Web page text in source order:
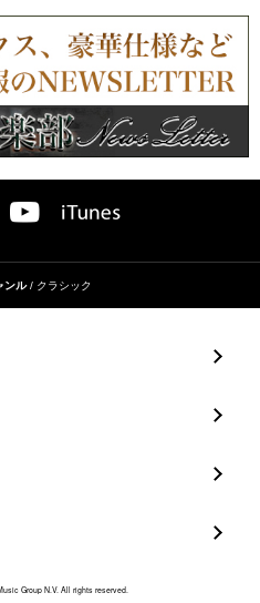
ンル クラシック
Group N.V. All rights reserved.